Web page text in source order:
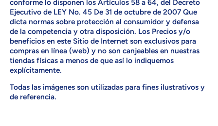
conforme lo disponen los Artículos 58 a 64, del Decreto
Ejecutivo de LEY No. 45 De 31 de octubre de 2007 Que
dicta normas sobre protección al consumidor y defensa
de la competencia y otra disposición. Los Precios y/o
beneficios en este Sitio de Internet son exclusivos para
compras en línea (web) y no son canjeables en nuestras
tiendas físicas a menos de que así lo indiquemos
explícitamente.
Todas las imágenes son utilizadas para fines ilustrativos y
de referencia.